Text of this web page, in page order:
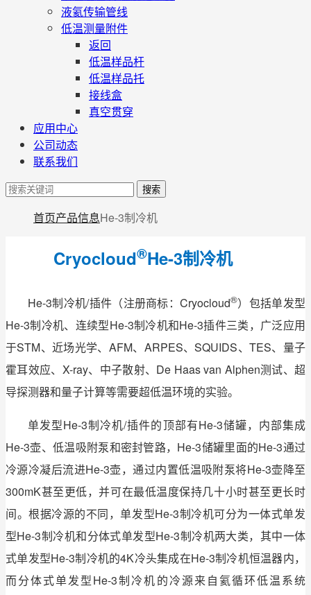
液氦传输管线
低温测量附件
返回
低温样品杆
低温样品托
接线盒
真空贯穿
应用中心
公司动态
联系我们
搜索
首页产品信息He-3制冷机
Cryocloud®He-3制冷机
He-3制冷机/插件（注册商标：Cryocloud®）包括单发型
He-3制冷机、连续型He-3制冷机和He-3插件三类，广泛应用
于STM、近场光学、AFM、ARPES、SQUIDS、TES、量子
霍耳效应、X-ray、中子散射、De Haas van Alphen测试、超
导探测器和量子计算等需要超低温环境的实验。
单发型He-3制冷机/插件的顶部有He-3储罐，内部集成
He-3壶、低温吸附泵和密封管路，He-3储罐里面的He-3通过
冷源冷凝后流进He-3壶，通过内置低温吸附泵将He-3壶降至
300mK甚至更低，并可在最低温度保持几十小时甚至更长时
间。根据冷源的不同，单发型He-3制冷机可分为一体式单发
型He-3制冷机和分体式单发型He-3制冷机两大类，其中一体
式单发型He-3制冷机的4K冷头集成在He-3制冷机恒温器内，
而分体式单发型He-3制冷机的冷源来自氦循环低温系统